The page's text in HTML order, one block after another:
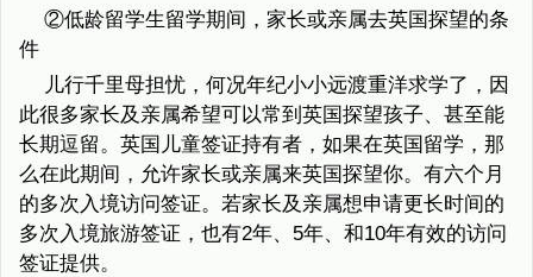
②低龄留学生留学期间，家长或亲属去英国探望的条
件
儿行千里母担忧，何况年纪小小远渡重洋求学了，因
此很多家长及亲属希望可以常到英国探望孩子、甚至能
长期逗留。英国儿童签证持有者，如果在英国留学，那
么在此期间，允许家长或亲属来英国探望你。有六个月
的多次入境访问签证。若家长及亲属想申请更长时间的
多次入境旅游签证，也有2年、5年、和10年有效的访问
签证提供。